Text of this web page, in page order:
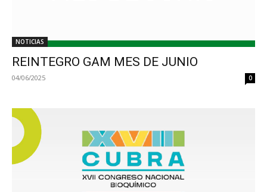
NOTICIAS
REINTEGRO GAM MES DE JUNIO
04/06/2025 0